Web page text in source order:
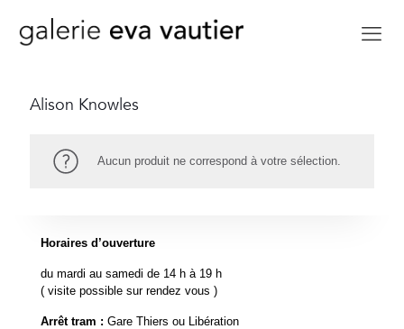
Alison Knowles
Aucun produit ne correspond à votre sélection.
Horaires d’ouverture
du mardi au samedi de 14 h à 19 h
( visite possible sur rendez vous )
Arrêt tram : Gare Thiers ou Libération